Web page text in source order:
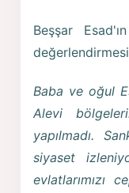
Beşşar
Baba ve oğul
Alevi
yapılmadı.
siyaset
evlatlarımızı